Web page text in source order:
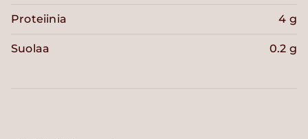
Proteiinia 4 g
Suolaa 0.2 g